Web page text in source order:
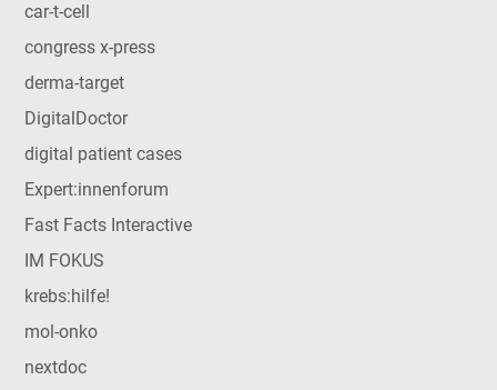
car-t-cell
congress x-press
derma-target
DigitalDoctor
digital patient cases
Expert:innenforum
Fast Facts Interactive
IM FOKUS
krebs:hilfe!
mol-onko
nextdoc